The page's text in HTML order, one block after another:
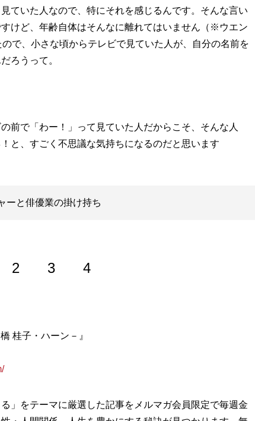
ていた人なので、特にそれを感じるんです。そんな言い
けど、年齢自体はそんなに離れてはいません（※ウエン
で、小さな頃からテレビで見ていた人が、自分の名前を
ろうって。
前で「わー！」って見ていた人だからこそ、そんな人
と、すごく不思議な気持ちになるのだと思います
ーと俳優業の掛け持ち
2 3 4
ンスに。映画周辺のインタビュー取材を軸に、テレビド
に執筆している。親類縁者で唯一の映画好きとして育
桂子・ハーン－』
」をテーマに厳選した記事をメルマガ会員限定で毎週金